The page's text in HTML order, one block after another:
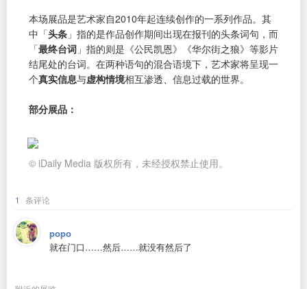
本场展品是艺术家自2010年起连续创作的一系列作品。其
中「头条 」指的是作品创作期间出现在报刊的头条词句，而
「最终台词 」指的则是《公民凯恩》《华尔街之狼》等影片
结尾处的台词。在两种语句的混合语境下，艺术家将呈现一
个真实信息与虚构情境相互渗透、信息过载的世界。
部分展品：
© iDaily Media 版权所有，未经授权禁止使用。
1 条评论
popo
就在门口……然后……就没有然后了